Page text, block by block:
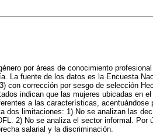
por áreas de conocimiento
La fuente de los datos es la Encuesta
con corrección por sesgo de selección
indican que las mujeres ubicadas en el
a las características, acentuándose
dos limitaciones: 1) No se analizan las
2) No se analiza el sector informal. Por
salarial y la discriminación.